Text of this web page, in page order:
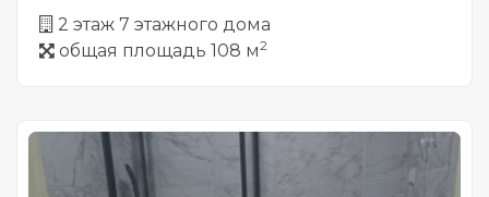
2 этаж 7 этажного дома
общая площадь 108 м2